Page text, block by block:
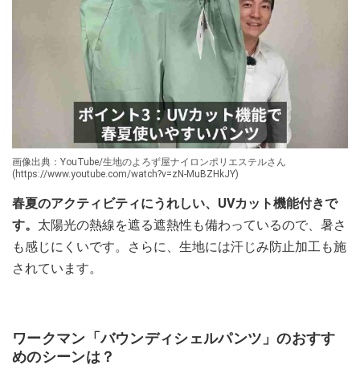
画像出典：YouTube/生地のよろず屋ナイロンポリエステルさん
(https://www.youtube.com/watch?v=zN-MuBZHkJY)
春夏のアクティビティにうれしい、UVカット機能付きで
す。 太陽光の熱線を遮る遮熱性も備わっているので、暑さ
も感じにくいです。さらに、生地には汗じみ防止加工も施
されています。
ワークマン「バウンディシェルパンツ」のおすす
めのシーンは？